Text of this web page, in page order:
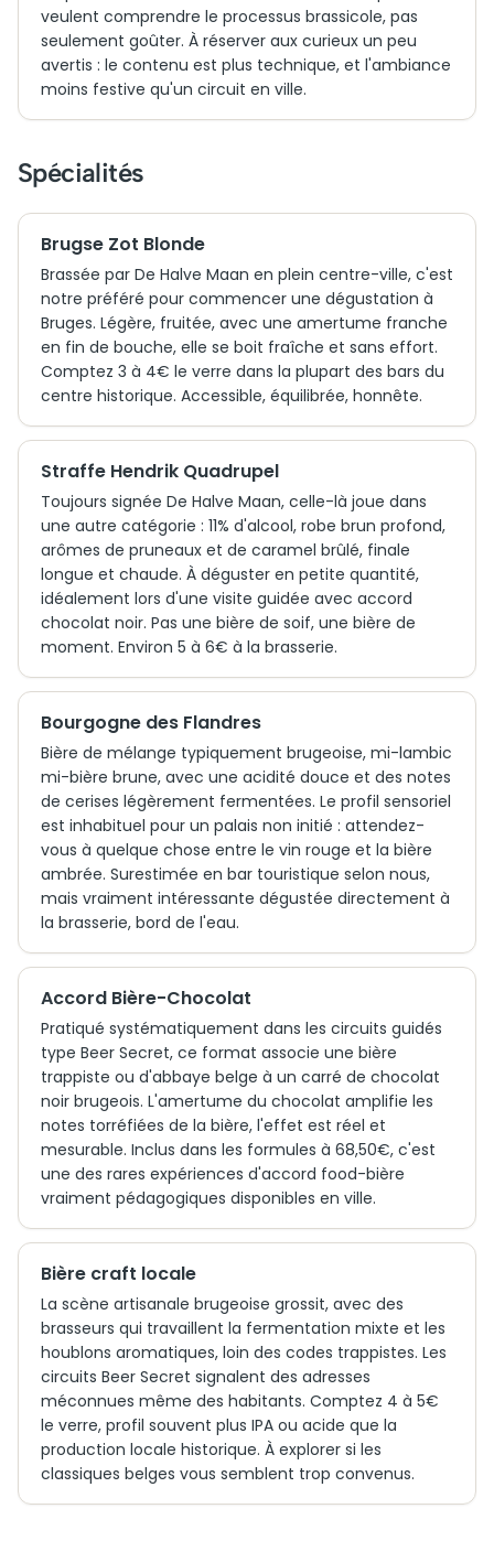
veulent comprendre le processus brassicole, pas
seulement goûter. À réserver aux curieux un peu
avertis : le contenu est plus technique, et l'ambiance
moins festive qu'un circuit en ville.
Spécialités
Brugse Zot Blonde
Brassée par De Halve Maan en plein centre-ville, c'est
notre préféré pour commencer une dégustation à
Bruges. Légère, fruitée, avec une amertume franche
en fin de bouche, elle se boit fraîche et sans effort.
Comptez 3 à 4€ le verre dans la plupart des bars du
centre historique. Accessible, équilibrée, honnête.
Straffe Hendrik Quadrupel
Toujours signée De Halve Maan, celle-là joue dans
une autre catégorie : 11% d'alcool, robe brun profond,
arômes de pruneaux et de caramel brûlé, finale
longue et chaude. À déguster en petite quantité,
idéalement lors d'une visite guidée avec accord
chocolat noir. Pas une bière de soif, une bière de
moment. Environ 5 à 6€ à la brasserie.
Bourgogne des Flandres
Bière de mélange typiquement brugeoise, mi-lambic
mi-bière brune, avec une acidité douce et des notes
de cerises légèrement fermentées. Le profil sensoriel
est inhabituel pour un palais non initié : attendez-
vous à quelque chose entre le vin rouge et la bière
ambrée. Surestimée en bar touristique selon nous,
mais vraiment intéressante dégustée directement à
la brasserie, bord de l'eau.
Accord Bière-Chocolat
Pratiqué systématiquement dans les circuits guidés
type Beer Secret, ce format associe une bière
trappiste ou d'abbaye belge à un carré de chocolat
noir brugeois. L'amertume du chocolat amplifie les
notes torréfiées de la bière, l'effet est réel et
mesurable. Inclus dans les formules à 68,50€, c'est
une des rares expériences d'accord food-bière
vraiment pédagogiques disponibles en ville.
Bière craft locale
La scène artisanale brugeoise grossit, avec des
brasseurs qui travaillent la fermentation mixte et les
houblons aromatiques, loin des codes trappistes. Les
circuits Beer Secret signalent des adresses
méconnues même des habitants. Comptez 4 à 5€
le verre, profil souvent plus IPA ou acide que la
production locale historique. À explorer si les
classiques belges vous semblent trop convenus.